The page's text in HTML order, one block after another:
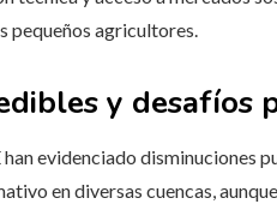
pequeños agricultores.
y desafíos
han evidenciado
en diversas cuencas,